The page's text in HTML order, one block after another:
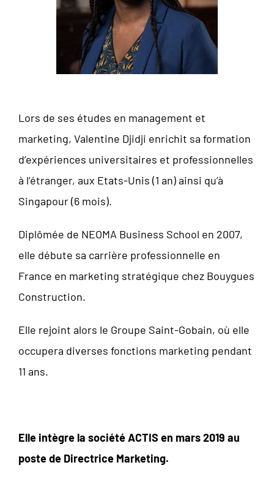
Lors de ses études en management et
marketing, Valentine Djidji enrichit sa formation
d’expériences universitaires et professionnelles
à l’étranger, aux Etats-Unis (1 an) ainsi qu’à
Singapour (6 mois).
Diplômée de NEOMA Business School en 2007,
elle débute sa carrière professionnelle en
France en marketing stratégique chez Bouygues
Construction.
Elle rejoint alors le Groupe Saint-Gobain, où elle
occupera diverses fonctions marketing pendant
11 ans.
Elle intègre la société ACTIS en mars 2019 au
poste de Directrice Marketing.